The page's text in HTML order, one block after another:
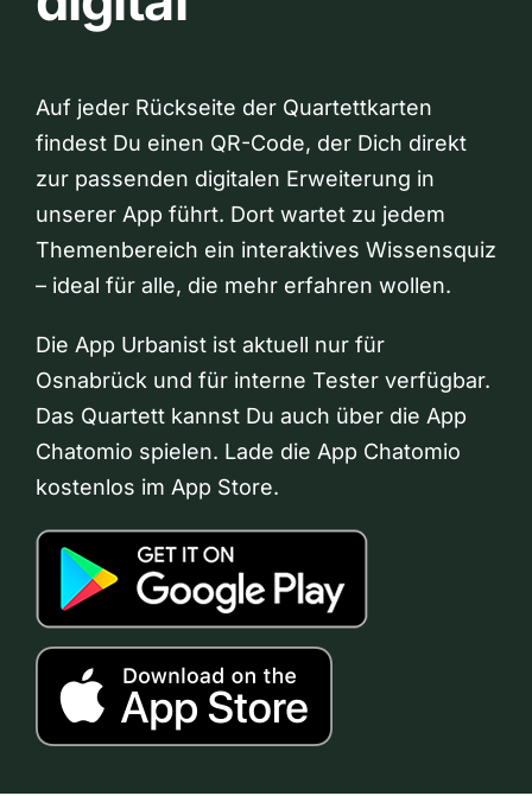
Auf jeder Rückseite der Quartettkarten
findest Du einen QR-Code, der Dich direkt
zur passenden digitalen Erweiterung in
unserer App führt. Dort wartet zu jedem
Themenbereich ein interaktives Wissensquiz
– ideal für alle, die mehr erfahren wollen.
Die App Urbanist ist aktuell nur für
Osnabrück und für interne Tester verfügbar.
Das Quartett kannst Du auch über die App
Chatomio spielen. Lade die App Chatomio
kostenlos im App Store.